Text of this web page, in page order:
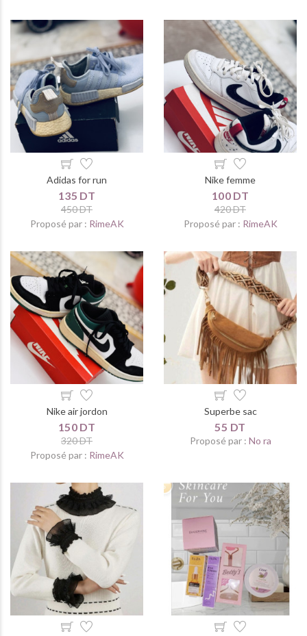
Adidas for run
135 DT
450 DT
Proposé par : RimeAK
Nike femme
100 DT
420 DT
Proposé par : RimeAK
Nike air jordon
150 DT
320 DT
Proposé par : RimeAK
Superbe sac
55 DT
Proposé par : No ra